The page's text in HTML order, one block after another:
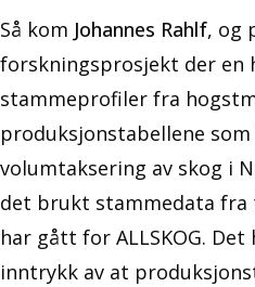
Så kom Johannes Rahlf, og
forskningsprosjekt der en
stammeprofiler fra
produksjonstabellene
volumtaksering av skog i
det brukt stammedata fra
har gått for ALLSKOG.
inntrykk av at